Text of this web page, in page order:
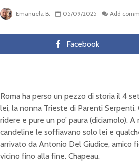
Emanuela B. 05/09/2025 Add
Facebook
Roma ha perso un pezzo di storia il 4
lei, la nonna Trieste di Parenti Serpenti.
ridere e pure un po’ paura (diciamolo).
candeline le soffiavano solo lei e
arrivato da Antonio Del Giudice, amico
vicino fino alla fine. Chapeau.